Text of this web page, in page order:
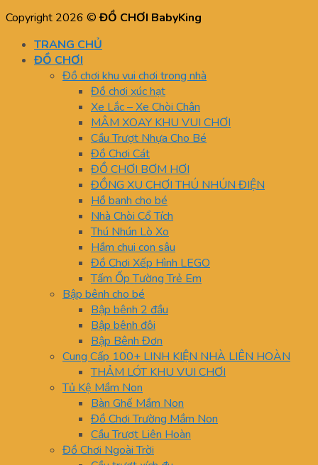
Copyright 2026 ©ĐỒ CHƠI BabyKing
TRANG CHỦ
ĐỒ CHƠI
Đồ chơi khu vui chơi trong nhà
Đồ chơi xúc hạt
Xe Lắc – Xe Chòi Chân
MÂM XOAY KHU VUI CHƠI
Cầu Trượt Nhựa Cho Bé
Đồ Chơi Cát
ĐỒ CHƠI BƠM HƠI
ĐỒNG XU CHƠI THÚ NHÚN ĐIỆN
Hồ banh cho bé
Nhà Chòi Cổ Tích
Thú Nhún Lò Xo
Hầm chui con sâu
Đồ Chơi Xếp Hình LEGO
Tấm Ốp Tường Trẻ Em
Bập bênh cho bé
Bập bênh 2 đầu
Bập bênh đôi
Bập Bênh Đơn
Cung Cấp 100+ LINH KIỆN NHÀ LIÊN HOÀN
THẢM LÓT KHU VUI CHƠI
Tủ Kệ Mầm Non
Bàn Ghế Mầm Non
Đồ Chơi Trường Mầm Non
Cầu Trượt Liên Hoàn
Đồ Chơi Ngoài Trời